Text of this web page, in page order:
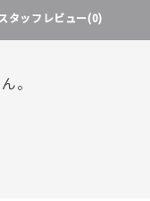
スタッフレビュー(0)
。